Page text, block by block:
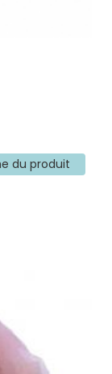
du produit